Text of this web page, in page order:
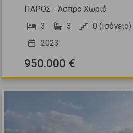
ΠΑΡΟΣ - Άσπρο Χωριό
3
3 0 (Ισόγειο)
2023
950.000 €